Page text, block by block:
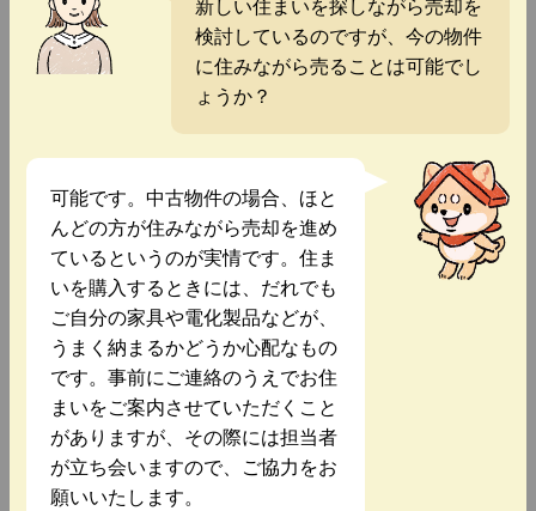
検討しているのですが、今の物件
に住みながら売ることは可能でし
ょうか？
可能です。中古物件の場合、ほと
んどの方が住みながら売却を進め
ているというのが実情です。住ま
いを購入するときには、だれでも
ご自分の家具や電化製品などが、
うまく納まるかどうか心配なもの
です。事前にご連絡のうえでお住
まいをご案内させていただくこと
がありますが、その際には担当者
が立ち会いますので、ご協力をお
願いいたします。